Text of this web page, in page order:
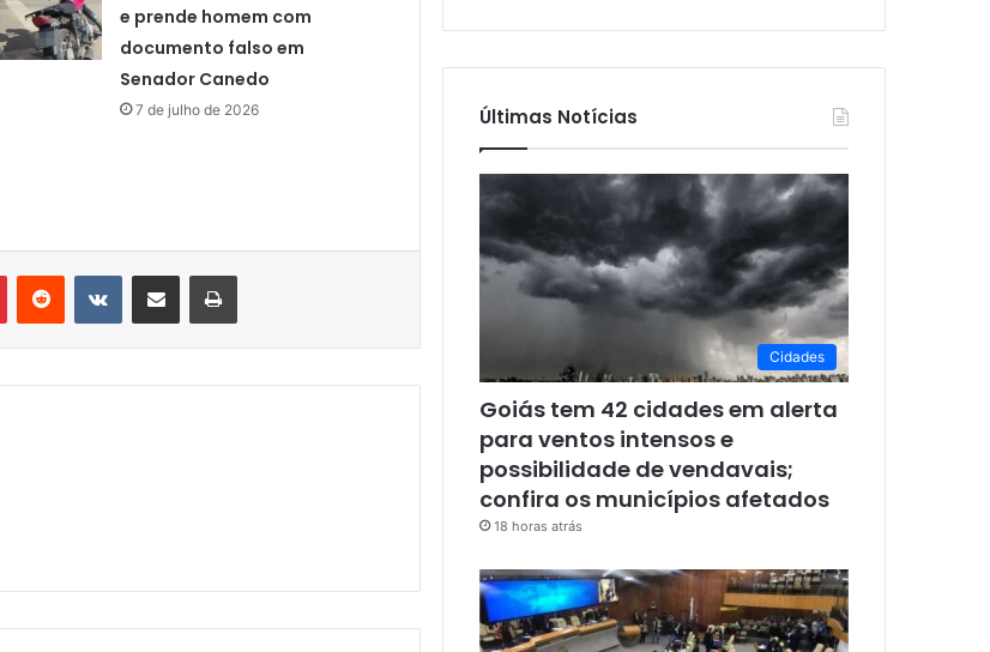
e prende homem com
documento falso em
Senador Canedo
7 de julho de 2026
PinterestReddit VK Compartilhar via e-mail Imprimir
Últimas Notícias
Cidades
Goiás tem 42 cidades em alerta
para ventos intensos e
possibilidade de vendavais;
confira os municípios afetados
18 horas atrás